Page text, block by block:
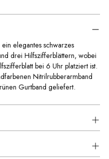
elegantes schwarzes
drei Hilfszifferblättern, wobei
bei 6 Uhr platziert ist.
Nitrilrubberarmband
Gurtband geliefert.